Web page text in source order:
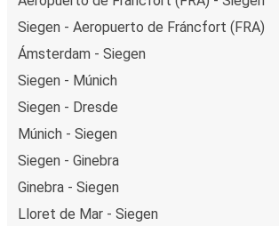
Siegen - Aeropuerto de Fráncfort (FRA)
Ámsterdam - Siegen
Siegen - Múnich
Siegen - Dresde
Múnich - Siegen
Siegen - Ginebra
Ginebra - Siegen
Lloret de Mar - Siegen